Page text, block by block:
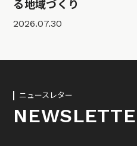
る地域づくり
2026.07.30
ニュースレター